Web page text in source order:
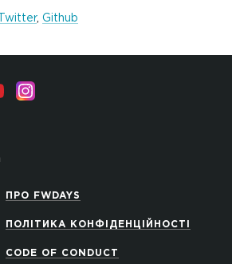
Twitter, Github
ПРО FWDAYS
ПОЛІТИКА КОНФІДЕНЦІЙНОСТІ
CODE OF CONDUCT